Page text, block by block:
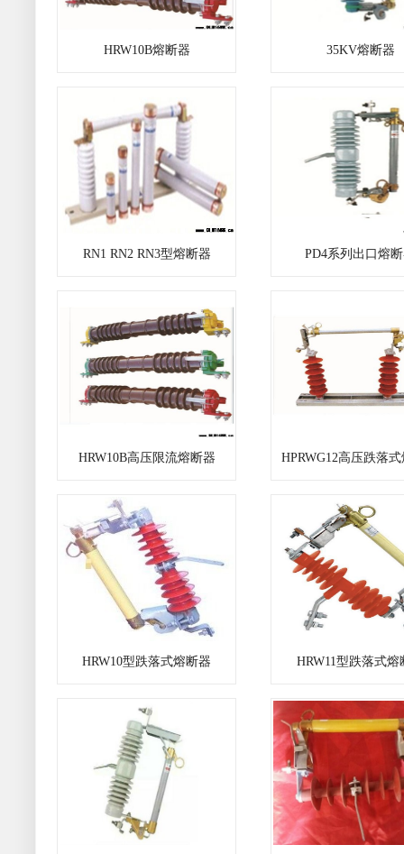
HRW10B熔断器 35KV熔断器
RN1 RN2 RN3型熔断器 PD4系列出口熔
HRW10B高压限流熔断器 HPRWG12高压跌落
HRW10型跌落式熔断器 HRW11型跌落式熔